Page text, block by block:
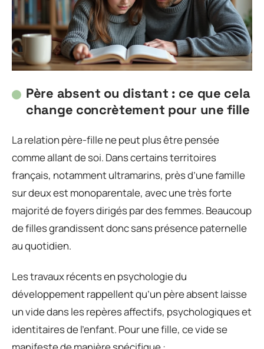
Père absent ou distant : ce que cela
change concrètement pour une fille
La relation père-fille ne peut plus être pensée
comme allant de soi. Dans certains territoires
français, notamment ultramarins, près d’une famille
sur deux est monoparentale, avec une très forte
majorité de foyers dirigés par des femmes. Beaucoup
de filles grandissent donc sans présence paternelle
au quotidien.
Les travaux récents en psychologie du
développement rappellent qu’un père absent laisse
un vide dans les repères affectifs, psychologiques et
identitaires de l’enfant. Pour une fille, ce vide se